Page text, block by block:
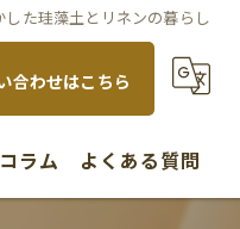
た珪藻土とリネンの暮らし
合わせはこちら
コラム よくある質問